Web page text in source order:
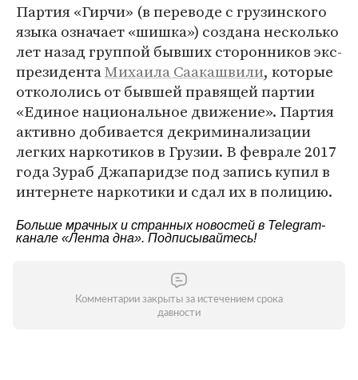
Партия «Гирчи» (в переводе с грузинского
языка означает «шишка») создана несколько
лет назад группой бывших сторонников экс-
президентаМихаила Саакашвили, которые
откололись от бывшей правящей партии
«Единое национальное движение». Партия
активно добивается декриминализации
легких наркотиков в Грузии. В феврале 2017
года Зураб Джапаридзе под запись купил в
интернете наркотики и сдал их в полицию.
Больше мрачных и странных новостей в Telegram-
канале «Лента дна». Подписывайтесь!
Комментарии закрыты за истечением срока
давности